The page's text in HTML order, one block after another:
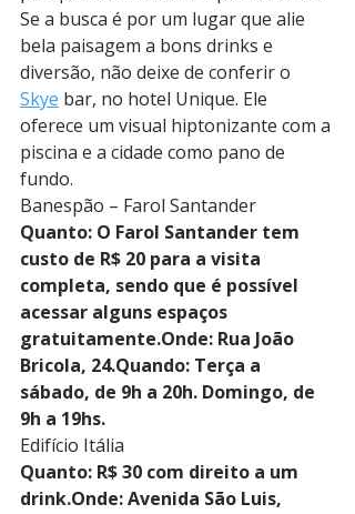
Se a busca é por um lugar que alie
bela paisagem a bons drinks e
diversão, não deixe de conferir o
Skye bar, no hotel Unique. Ele
oferece um visual hiptonizante com a
piscina e a cidade como pano de
fundo.
Banespão – Farol Santander
Quanto: O Farol Santander tem
custo de R$ 20 para a visita
completa, sendo que é possível
acessar alguns espaços
gratuitamente.Onde: Rua João
Bricola, 24.Quando: Terça a
sábado, de 9h a 20h. Domingo, de
9h a 19hs.
Edifício Itália
Quanto: R$ 30 com direito a um
drink.Onde: Avenida São Luis,